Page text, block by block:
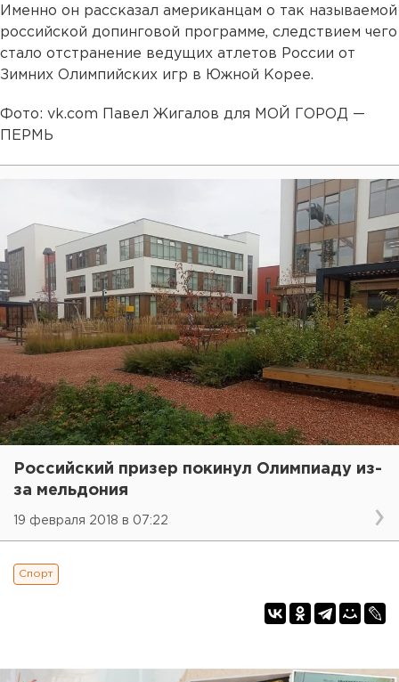
Именно он рассказал американцам о так называемой
российской допинговой программе, следствием чего
стало отстранение ведущих атлетов России от
Зимних Олимпийских игр в Южной Корее.
Фото: vk.com Павел Жигалов для МОЙ ГОРОД —
ПЕРМЬ
Российский призер покинул Олимпиаду из-
за мельдония
19 февраля 2018 в 07:22
Спорт